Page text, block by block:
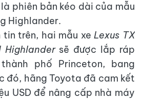
phiên bản kéo dài của mẫu
Highlander.
tin trên, hai mẫu xeLexus TX
Highlandersẽ được lắp ráp
phố Princeton, bang
đó, hãng Toyota đã cam kết
USD để nâng cấp nhà máy